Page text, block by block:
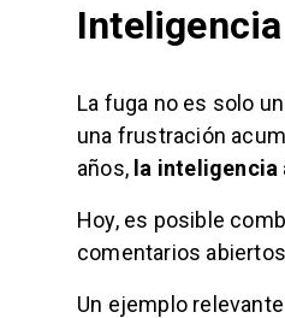
La fuga no es solo
una frustración
años, la
Hoy, es posible
comentarios
Un ejemplo